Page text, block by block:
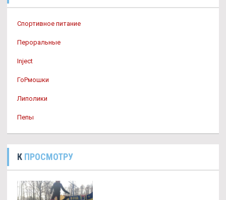
Спортивное питание
Пероральные
Inject
ГоРмошки
Липолики
Пепы
К ПРОСМОТРУ